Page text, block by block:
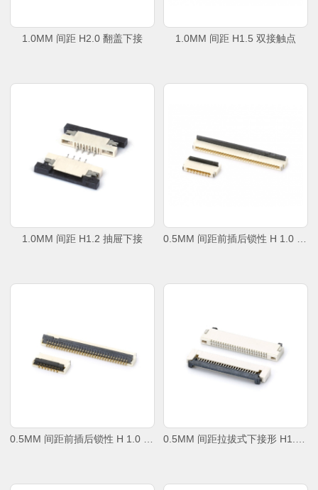
1.0MM 间距 H2.0 翻盖下接 1.0MM 间距 H1.5 双接触点
1.0MM 间距 H1.2 抽屉下接